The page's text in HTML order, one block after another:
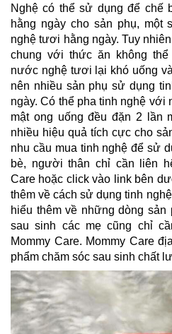
Nghệ có thể sử dụng để chế
hằng ngày cho sản phụ, một
nghệ tươi hằng ngày. Tuy
chung với thức ăn không
nước nghệ tươi lại khó uống
nên nhiều sản phụ sử dụng
ngày. Có thể pha tinh nghệ
mật ong uống đều đặn 2 lần
nhiều hiệu quả tích cực cho
nhu cầu mua tinh nghệ để sử
bè, người thân chỉ cần liên
Care hoặc click vào link bên
thêm về cách sử dụng tinh
hiểu thêm về những dòng sản
sau sinh các mẹ cũng chỉ
Mommy Care. Mommy Care
phẩm chăm sóc sau sinh chất